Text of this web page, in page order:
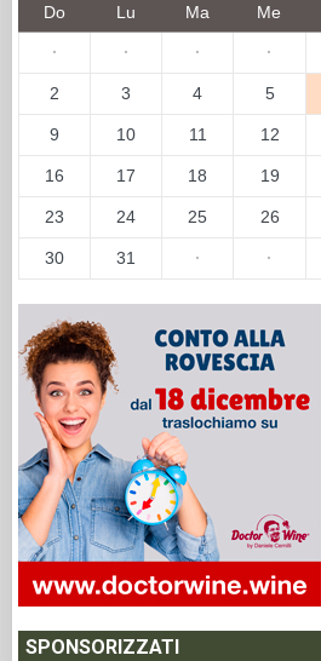
Do Lu Ma Me
· · · ·
2 3 4 5
9 10 11 12
16 17 18 19
23 24 25 26
30 31 · ·
SPONSORIZZATI